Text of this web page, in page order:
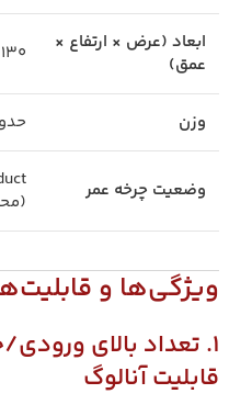
ابعاد (عرض × ارتفاع ×
عمق)
۱۳۰ × ۱۰۰ × ۷۵ میلی‌متر
وزن حدود ۰.۴۷۳
وضعیت چرخه عمر
ویژگی‌ها و
1. تعداد بالای
قابلیت آنالوگ